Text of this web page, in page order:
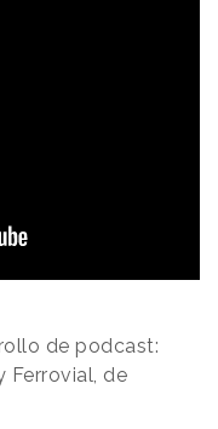
de podcast:
Ferrovial, de